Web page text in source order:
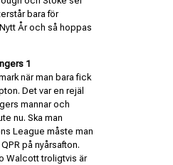
bara för
År och så hoppas
1
när man bara fick
Det var en rejäl
mannar och
nu. Ska man
League måste man
på nyårsafton.
Walcott troligtvis är